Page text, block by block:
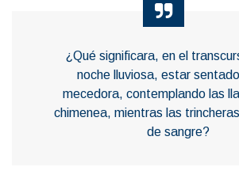
¿Qué significara, en el
noche lluviosa, estar
mecedora, contemplando las
chimenea, mientras las
de sangre?